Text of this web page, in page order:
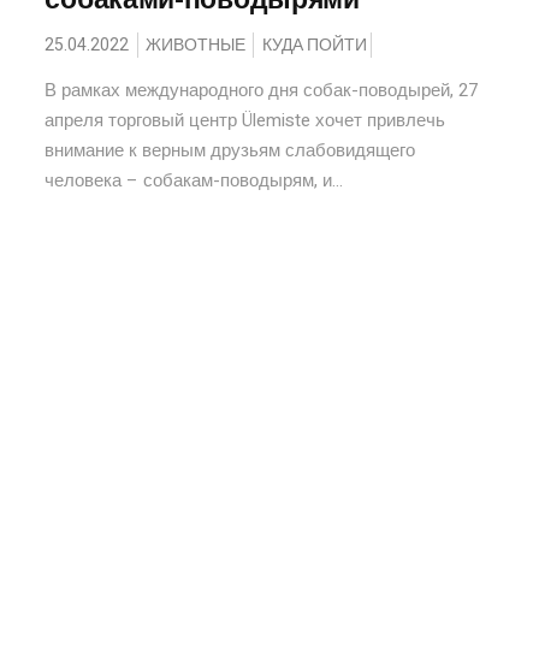
25.04.2022 ЖИВОТНЫЕ КУДА ПОЙТИ
В рамках международного дня собак-поводырей, 27
апреля торговый центр Ülemiste хочет привлечь
внимание к верным друзьям слабовидящего
человека – собакам-поводырям, и...